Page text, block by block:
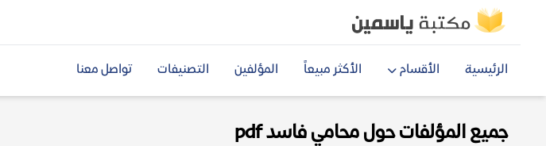
الرئيسية الأقسام الأكثر مبيعاً المؤلفين التصنيفات تواصل معنا
جميع المؤلفات حول محامي فاسد pdf